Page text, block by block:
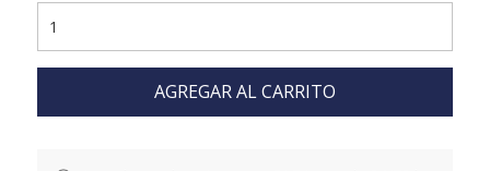
AGREGAR AL CARRITO